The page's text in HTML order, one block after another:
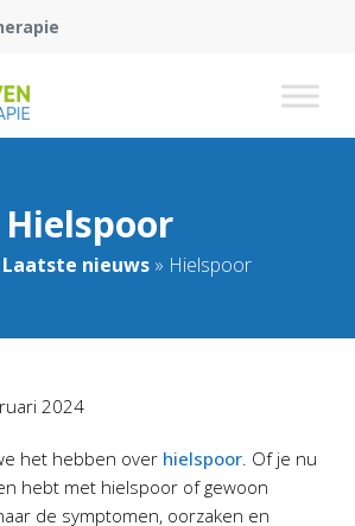
Hielspoor
Laatste nieuws » Hielspoor
2024
het hebben over hielspoor. Of je nu
hebt met hielspoor of gewoon
de symptomen, oorzaken en